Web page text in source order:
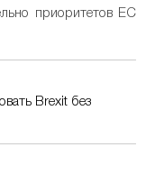
приоритетов ЕС
Brexit без